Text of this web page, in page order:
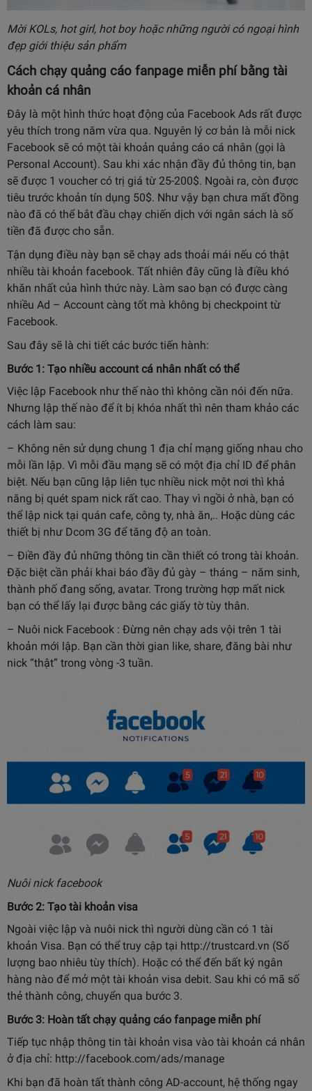
Mời KOLs, hot girl, hot boy hoặc những người có ngoại hình
đẹp giới thiệu sản phẩm
Cách chạy quảng cáo fanpage miễn phí bằng tài
khoản cá nhân
Đây là một hình thức hoạt động của Facebook Ads rất được
yêu thích trong năm vừa qua. Nguyên lý cơ bản là mỗi nick
Facebook sẽ có một tài khoản quảng cáo cá nhân (gọi là
Personal Account). Sau khi xác nhận đầy đủ thông tin, bạn
sẽ được 1 voucher có trị giá từ 25-200$. Ngoài ra, còn được
tiêu trước khoản tín dụng 50$. Như vậy bạn chưa mất đồng
nào đã có thể bắt đầu chạy chiến dịch với ngân sách là số
tiền đã được cho sẵn.
Tận dụng điều này bạn sẽ chạy ads thoải mái nếu có thật
nhiều tài khoản facebook. Tất nhiên đây cũng là điều khó
khăn nhất của hình thức này. Làm sao bạn có được càng
nhiều Ad – Account càng tốt mà không bị checkpoint từ
Facebook.
Sau đây sẽ là chi tiết các bước tiến hành:
Bước 1: Tạo nhiều account cá nhân nhất có thể
Việc lập Facebook như thế nào thì không cần nói đến nữa.
Nhưng lập thế nào để ít bị khóa nhất thì nên tham khảo các
cách làm sau:
– Không nên sử dụng chung 1 địa chỉ mạng giống nhau cho
mỗi lần lập. Vì mỗi đầu mạng sẽ có một địa chỉ ID để phân
biệt. Nếu bạn cũng lập liên tục nhiều nick một nơi thì khả
năng bị quét spam nick rất cao. Thay vì ngồi ở nhà, bạn có
thể lập nick tại quán cafe, công ty, nhà ăn,.. Hoặc dùng các
thiết bị như Dcom 3G để tăng độ an toàn.
– Điền đầy đủ những thông tin cần thiết có trong tài khoản.
Đặc biệt cần phải khai báo đầy đủ gày – tháng – năm sinh,
thành phố đang sống, avatar. Trong trường hợp mất nick
bạn có thể lấy lại được bằng các giấy tờ tùy thân.
– Nuôi nick Facebook : Đừng nên chạy ads vội trên 1 tài
khoản mới lập. Bạn cần thời gian like, share, đăng bài như
nick “thật” trong vòng -3 tuần.
Nuôi nick facebook
Bước 2: Tạo tài khoản visa
Ngoài việc lập và nuôi nick thì người dùng cần có 1 tài
khoản Visa. Bạn có thể truy cập tại http://trustcard.vn (Số
lượng bao nhiêu tùy thích). Hoặc có thể đến bất ký ngân
hàng nào để mở một tài khoản visa debit. Sau khi có mã số
thẻ thành công, chuyển qua bước 3.
Bước 3: Hoàn tất chạy quảng cáo fanpage miễn phí
Tiếp tục nhập thông tin tài khoản visa vào tài khoản cá nhân
ở địa chỉ: http://facebook.com/ads/manage
Khi bạn đã hoàn tất thành công AD-account, hệ thống ngay